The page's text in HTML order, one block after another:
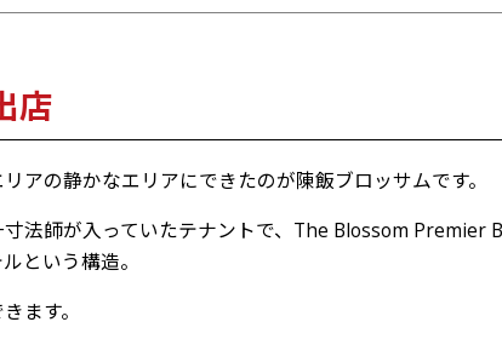
を誇る名店
店
アの静かなエリアにできたのが陳飯ブロッサムです。
法師が入っていたテナントで、The Blossom Premier
という構造。
ます。